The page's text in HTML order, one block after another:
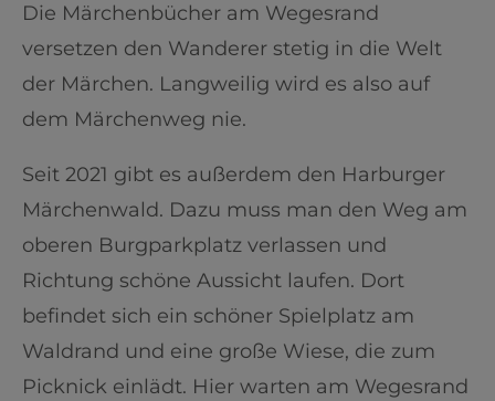
Die Märchenbücher am Wegesrand
versetzen den Wanderer stetig in die Welt
der Märchen. Langweilig wird es also auf
dem Märchenweg nie.
Seit 2021 gibt es außerdem den Harburger
Märchenwald. Dazu muss man den Weg am
oberen Burgparkplatz verlassen und
Richtung schöne Aussicht laufen. Dort
befindet sich ein schöner Spielplatz am
Waldrand und eine große Wiese, die zum
Picknick einlädt. Hier warten am Wegesrand